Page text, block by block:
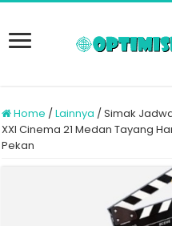
Home /Lainnya /Simak
XXI Cinema 21 Medan Tayang
Pekan